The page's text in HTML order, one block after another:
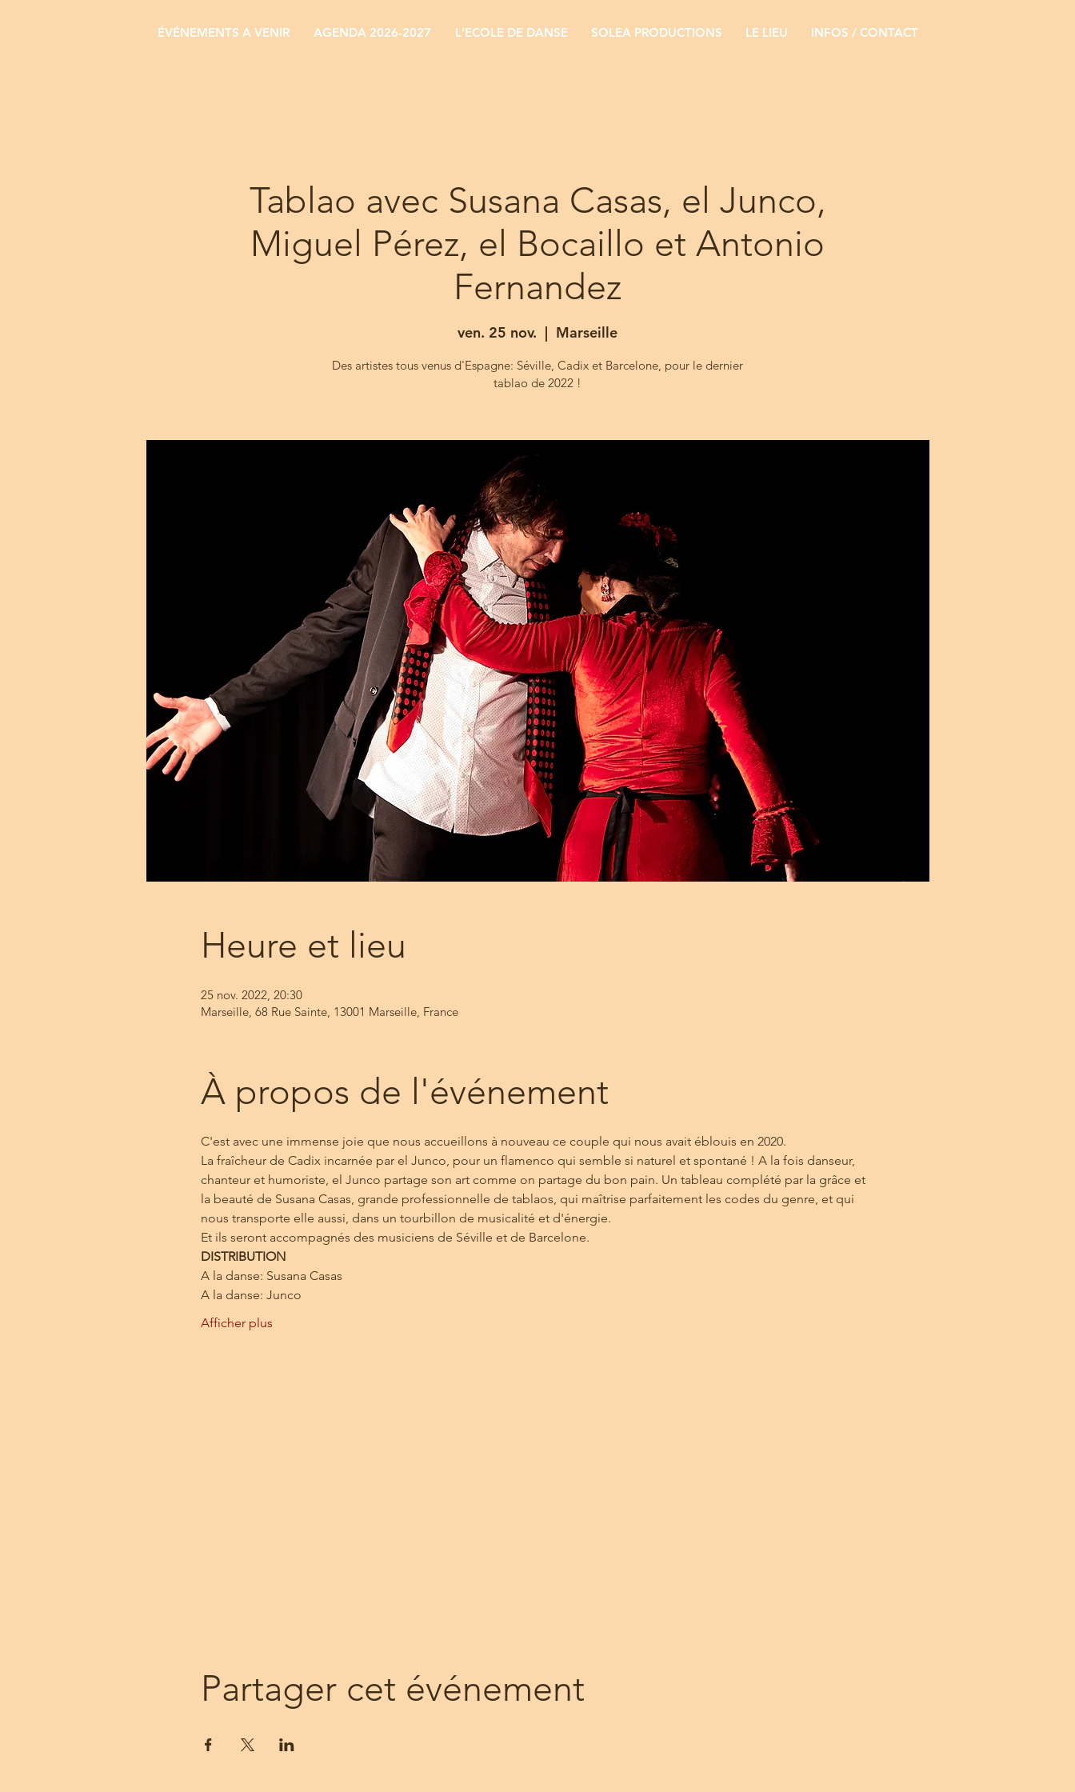
ÉVÉNEMENTS A VENIR AGENDA 2026-2027 L'ECOLE DE DANSE SOLEA PRODUCTIONS LE LIEU INFOS / CONTACT
Tablao avec Susana Casas, el Junco,
Miguel Pérez, el Bocaillo et Antonio
Fernandez
ven. 25 nov.
  |
Marseille
Des artistes tous venus d'Espagne: Séville, Cadix et Barcelone, pour le dernier
tablao de 2022 !
Heure et lieu
25 nov. 2022, 20:30
Marseille, 68 Rue Sainte, 13001 Marseille, France
À propos de l'événement
C'est avec une immense joie que nous accueillons à nouveau ce couple qui nous avait éblouis en 2020.
La fraîcheur de Cadix incarnée par el Junco, pour un flamenco qui semble si naturel et spontané ! A la fois danseur,
chanteur et humoriste, el Junco partage son art comme on partage du bon pain. Un tableau complété par la grâce et
la beauté de Susana Casas, grande professionnelle de tablaos, qui maîtrise parfaitement les codes du genre, et qui
nous transporte elle aussi, dans un tourbillon de musicalité et d'énergie.
Et ils seront accompagnés des musiciens de Séville et de Barcelone.
DISTRIBUTION
A la danse: Susana Casas
A la danse: Junco
Afficher plus
Partager cet événement